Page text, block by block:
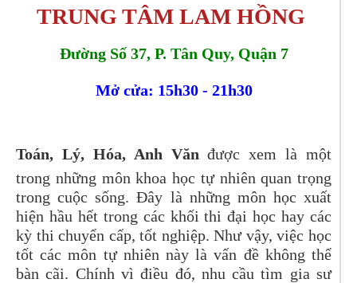
TRUNG TÂM LAM HỒNG
Đường Số 37, P. Tân Quy, Quận 7
Mở cửa: 15h30 - 21h30
Toán, Lý, Hóa, Anh Văn được xem là một
trong những môn khoa học tự nhiên quan trọng
trong cuộc sống. Đây là những môn học xuất
hiện hầu hết trong các khối thi đại học hay các
kỳ thi chuyển cấp, tốt nghiệp. Như vậy, việc học
tốt các môn tự nhiên này là vấn đề không thể
bàn cãi. Chính vì điều đó, nhu cầu tìm gia sư